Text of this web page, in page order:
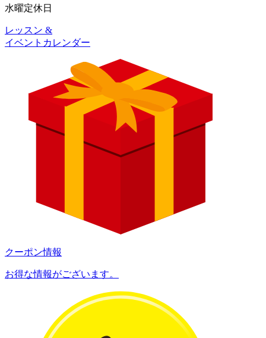
水曜定休日
レッスン &
イベントカレンダー
クーポン情報
お得な情報がございます。